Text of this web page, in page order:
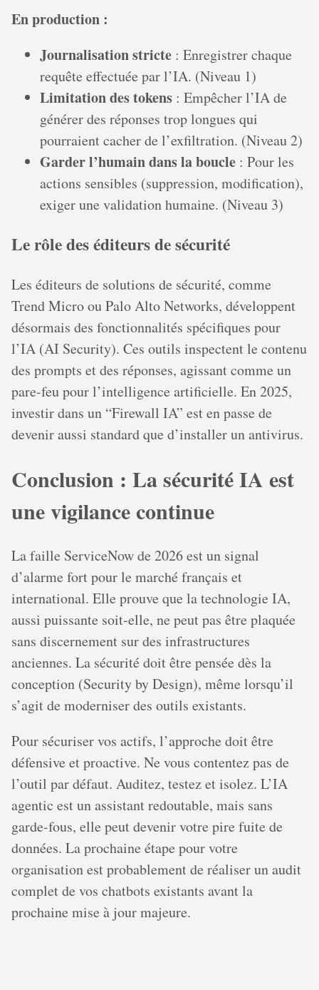
En production :
Journalisation stricte : Enregistrer chaque
requête effectuée par l’IA. (Niveau 1)
Limitation des tokens : Empêcher l’IA de
générer des réponses trop longues qui
pourraient cacher de l’exfiltration. (Niveau 2)
Garder l’humain dans la boucle : Pour les
actions sensibles (suppression, modification),
exiger une validation humaine. (Niveau 3)
Le rôle des éditeurs de sécurité
Les éditeurs de solutions de sécurité, comme
Trend Micro ou Palo Alto Networks, développent
désormais des fonctionnalités spécifiques pour
l’IA (AI Security). Ces outils inspectent le contenu
des prompts et des réponses, agissant comme un
pare-feu pour l’intelligence artificielle. En 2025,
investir dans un “Firewall IA” est en passe de
devenir aussi standard que d’installer un antivirus.
Conclusion : La sécurité IA est
une vigilance continue
La faille ServiceNow de 2026 est un signal
d’alarme fort pour le marché français et
international. Elle prouve que la technologie IA,
aussi puissante soit-elle, ne peut pas être plaquée
sans discernement sur des infrastructures
anciennes. La sécurité doit être pensée dès la
conception (Security by Design), même lorsqu’il
s’agit de moderniser des outils existants.
Pour sécuriser vos actifs, l’approche doit être
défensive et proactive. Ne vous contentez pas de
l’outil par défaut. Auditez, testez et isolez. L’IA
agentic est un assistant redoutable, mais sans
garde-fous, elle peut devenir votre pire fuite de
données. La prochaine étape pour votre
organisation est probablement de réaliser un audit
complet de vos chatbots existants avant la
prochaine mise à jour majeure.